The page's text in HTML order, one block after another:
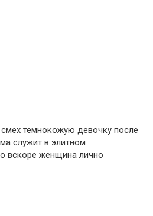
темнокожую девочку после
служит в элитном
вскоре женщина лично